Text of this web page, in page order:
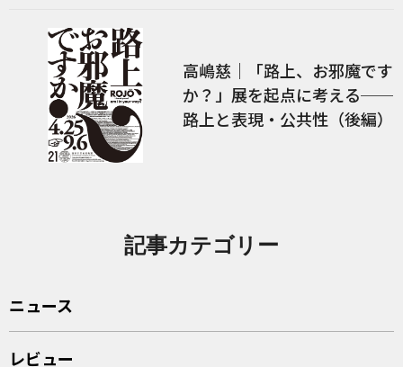
高嶋慈｜「路上、お邪魔です
か？」展を起点に考える──
路上と表現・公共性（後編）
記事カテゴリー
ニュース
レビュー